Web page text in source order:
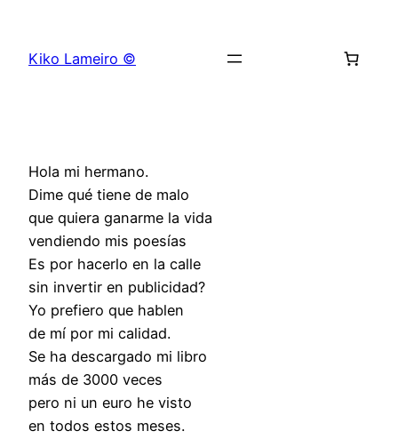
contenido
Kiko Lameiro ©
Hola mi hermano.
Dime qué tiene de malo
que quiera ganarme la vida
vendiendo mis poesías
Es por hacerlo en la calle
sin invertir en publicidad?
Yo prefiero que hablen
de mí por mi calidad.
Se ha descargado mi libro
más de 3000 veces
pero ni un euro he visto
en todos estos meses.